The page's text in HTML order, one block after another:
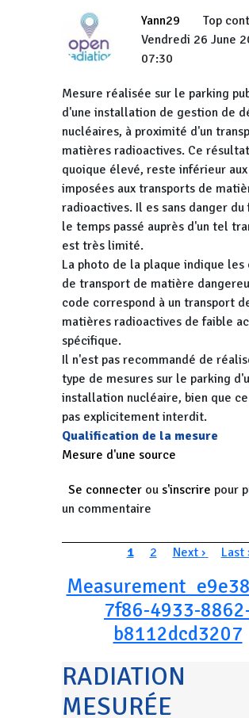
Yann29
Top
Vendredi 26 June
07:30
Mesure réalisée sur le parking
d'une installation de gestion de
nucléaires, à proximité d'un
matières radioactives. Ce
quoique élevé, reste inférieur
imposées aux transports de
radioactives. Il es sans danger du
le temps passé auprès d'un tel
est très limité.
La photo de la plaque indique les
de transport de matière
code correspond à un transport
matières radioactives de faible
spécifique.
Il n'est pas recommandé de
type de mesures sur le parking
installation nucléaire, bien que
pas explicitement interdit.
Qualification de la mesure
Mesure d'une source
Se connecter ou s'inscrire pour
un commentaire
PaginationPage courante
1 Page
2 Page suivante
Next › Last
7f86-4933-
b8112dcd3207
RADIATION
MESURÉE